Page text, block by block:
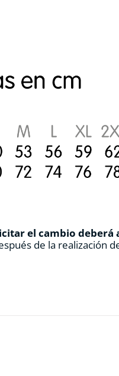
el cambio deberá
de la realización